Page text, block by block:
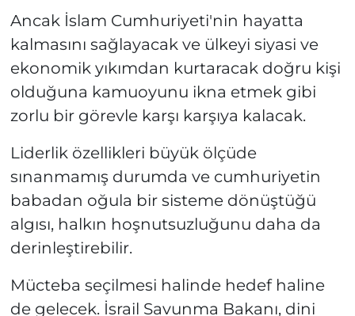
Ancak İslam Cumhuriyeti'nin hayatta
kalmasını sağlayacak ve ülkeyi siyasi ve
ekonomik yıkımdan kurtaracak doğru kişi
olduğuna kamuoyunu ikna etmek gibi
zorlu bir görevle karşı karşıya kalacak.
Liderlik özellikleri büyük ölçüde
sınanmamış durumda ve cumhuriyetin
babadan oğula bir sisteme dönüştüğü
algısı, halkın hoşnutsuzluğunu daha da
derinleştirebilir.
Mücteba seçilmesi halinde hedef haline
de gelecek. İsrail Savunma Bakanı, dini